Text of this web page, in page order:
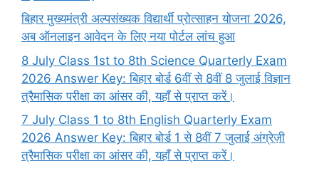
बिहार मुख्यमंत्री अल्पसंख्यक विद्यार्थी प्रोत्साहन योजना 2026,
अब ऑनलाइन आवेदन के लिए नया पोर्टल लांच हुआ
8 July Class 1st to 8th Science Quarterly Exam
2026 Answer Key: बिहार बोर्ड 6वीं से 8वीं 8 जुलाई विज्ञान
त्रैमासिक परीक्षा का आंसर की, यहाँ से प्राप्त करें।
7 July Class 1 to 8th English Quarterly Exam
2026 Answer Key: बिहार बोर्ड 1 से 8वीं 7 जुलाई अंग्रेज़ी
त्रैमासिक परीक्षा का आंसर की, यहाँ से प्राप्त करें।